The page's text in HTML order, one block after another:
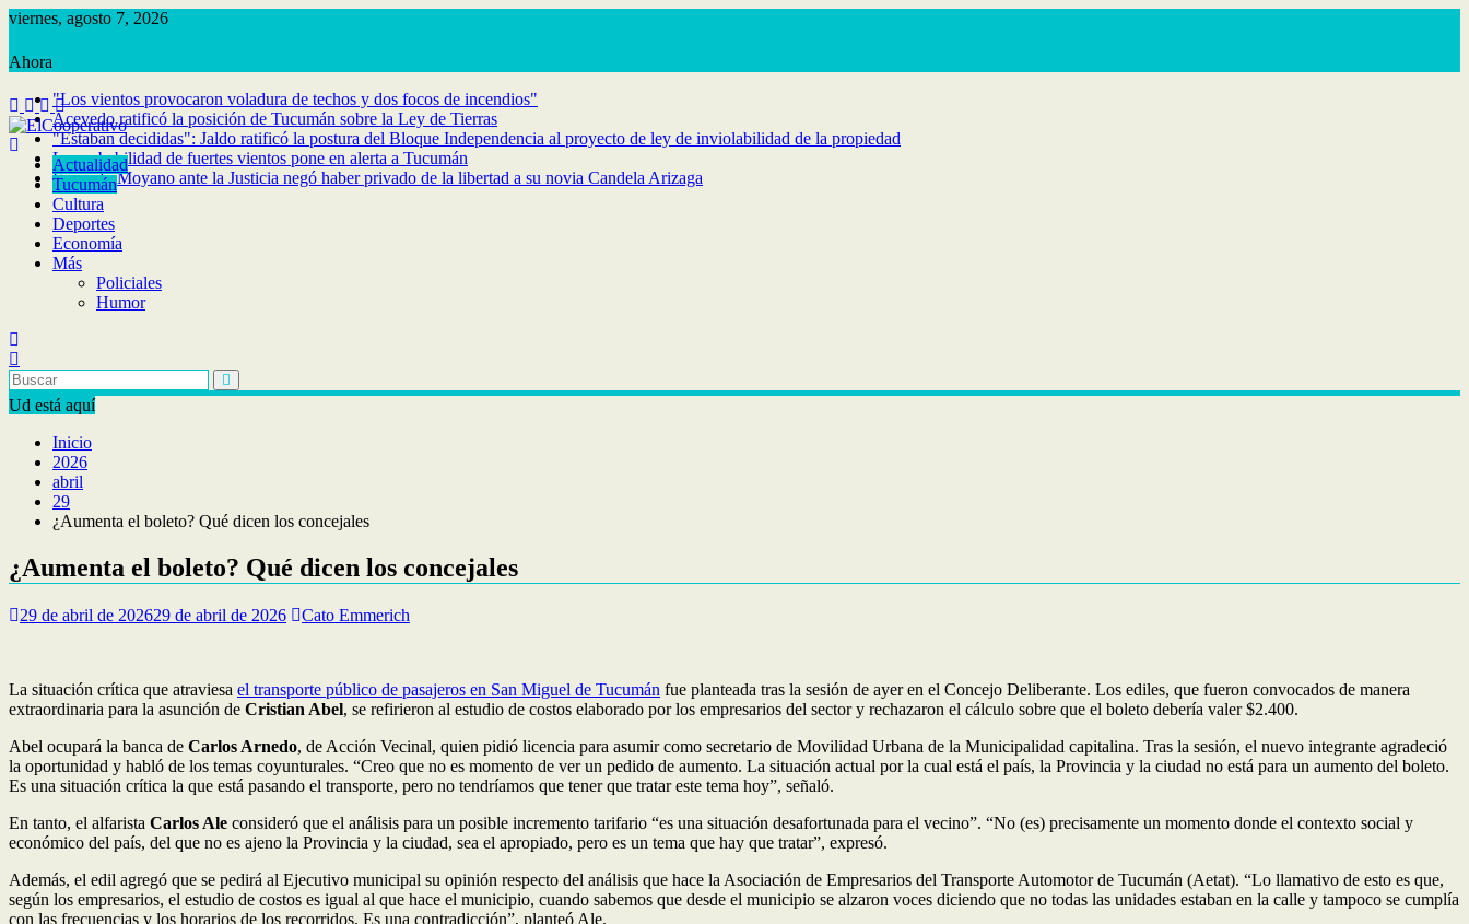
Saltar
contenido
viernes, agosto 7, 2026
"Los vientos provocaron voladura de techos y dos focos de incendios"
Acevedo ratificó la posición de Tucumán sobre la Ley de Tierras
"Estaban decididas": Jaldo ratificó la postura del Bloque Independencia al proyecto de ley de inviolabilidad de la propiedad
La probabilidad de fuertes vientos pone en alerta a Tucumán
Facundo Moyano ante la Justicia negó haber privado de la libertad a su novia Candela Arizaga
Actualidad
Tucumán
Cultura
Deportes
Economía
Más
Policiales
Humor
Ud está aquí
Inicio
2026
abril
29
¿Aumenta el boleto? Qué dicen los concejales
¿Aumenta el boleto? Qué dicen los concejales
29 de abril de 202629 de abril de 2026 Cato Emmerich
La situación crítica que atraviesa el transporte público de pasajeros en San Miguel de Tucumán fue planteada tras la sesión de ayer en el Concejo Deliberante. Los ediles, que fueron convocados de manera
extraordinaria para la asunción de Cristian Abel, se refirieron al estudio de costos elaborado por los empresarios del sector y rechazaron el cálculo sobre que el boleto debería valer $2.400.
Abel ocupará la banca de Carlos Arnedo, de Acción Vecinal, quien pidió licencia para asumir como secretario de Movilidad Urbana de la Municipalidad capitalina. Tras la sesión, el nuevo integrante agradeció
la oportunidad y habló de los temas coyunturales. “Creo que no es momento de ver un pedido de aumento. La situación actual por la cual está el país, la Provincia y la ciudad no está para un aumento del boleto.
Es una situación crítica la que está pasando el transporte, pero no tendríamos que tener que tratar este tema hoy”, señaló.
En tanto, el alfarista Carlos Ale consideró que el análisis para un posible incremento tarifario “es una situación desafortunada para el vecino”. “No (es) precisamente un momento donde el contexto social y
económico del país, del que no es ajeno la Provincia y la ciudad, sea el apropiado, pero es un tema que hay que tratar”, expresó.
Además, el edil agregó que se pedirá al Ejecutivo municipal su opinión respecto del análisis que hace la Asociación de Empresarios del Transporte Automotor de Tucumán (Aetat). “Lo llamativo de esto es que,
según los empresarios, el estudio de costos es igual al que hace el municipio, cuando sabemos que desde el municipio se alzaron voces diciendo que no todas las unidades estaban en la calle y tampoco se cumplía
con las frecuencias y los horarios de los recorridos. Es una contradicción”, planteó Ale.